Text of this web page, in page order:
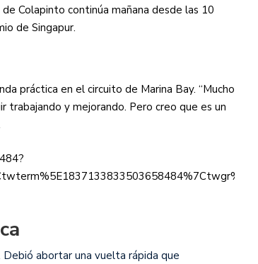
Colapinto continúa mañana desde las 10
de Singapur.
práctica en el circuito de Marina Bay. “Mucho
y mejorando. Pero creo que es un
abortar una vuelta rápida que